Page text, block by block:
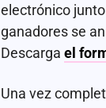
electrónico
ganadores se
Descarga el
Una vez